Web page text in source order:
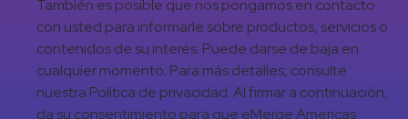
También es posible que nos pongamos en contacto
con usted para informarle sobre productos, servicios o
contenidos de su interés. Puede darse de baja en
cualquier momento. Para más detalles, consulte
nuestra Política de privacidad. Al firmar a continuación,
da su consentimiento para que eMerge Americas